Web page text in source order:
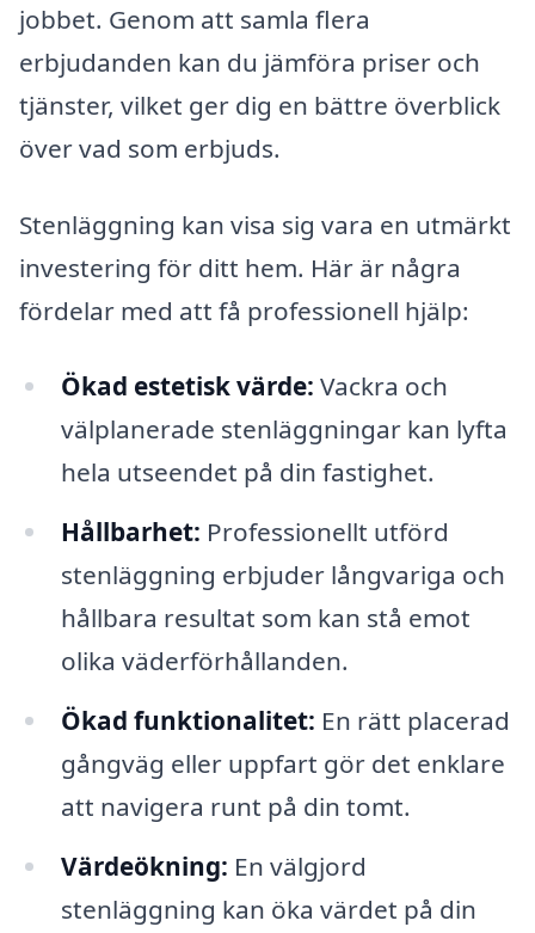
jobbet. Genom att samla flera
erbjudanden kan du jämföra priser och
tjänster, vilket ger dig en bättre överblick
över vad som erbjuds.
Stenläggning kan visa sig vara en utmärkt
investering för ditt hem. Här är några
fördelar med att få professionell hjälp:
Ökad estetisk värde: Vackra och
välplanerade stenläggningar kan lyfta
hela utseendet på din fastighet.
Hållbarhet: Professionellt utförd
stenläggning erbjuder långvariga och
hållbara resultat som kan stå emot
olika väderförhållanden.
Ökad funktionalitet: En rätt placerad
gångväg eller uppfart gör det enklare
att navigera runt på din tomt.
Värdeökning: En välgjord
stenläggning kan öka värdet på din